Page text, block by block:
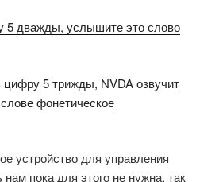
5 дважды, услышите это слово
5 трижды, NVDA озвучит
фонетическое
устройство для управления
пока для этого не нужна, так